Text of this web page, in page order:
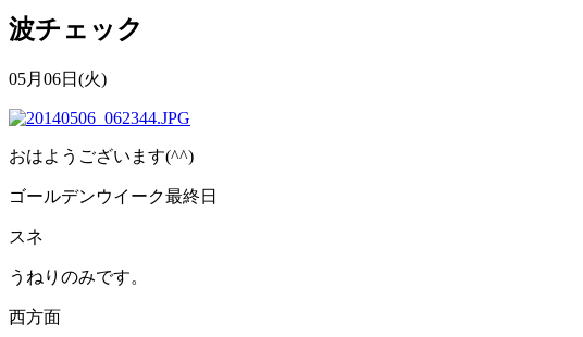
波チェック
05月06日(火)
おはようございます(^^)
ゴールデンウイーク最終日
スネ
うねりのみです。
西方面